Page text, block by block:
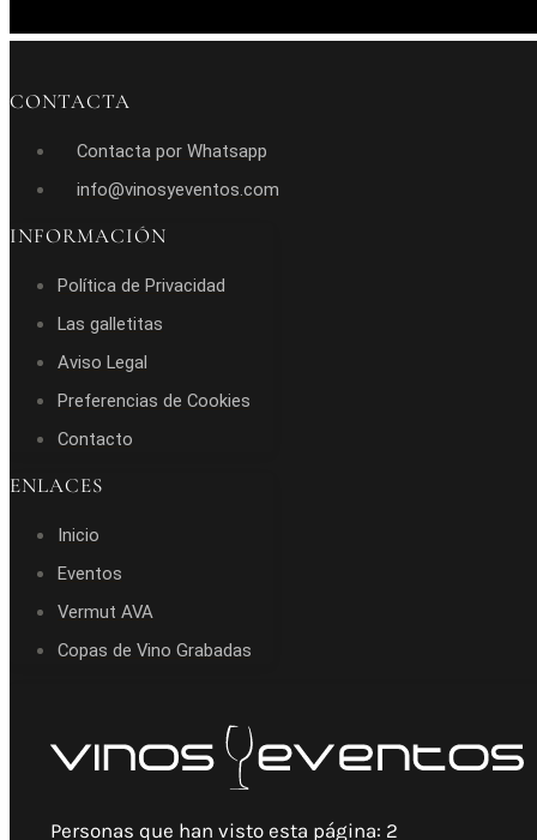
CONTACTA
Contacta por Whatsapp
info@vinosyeventos.com
INFORMACIÓN
Política de Privacidad
Las galletitas
Aviso Legal
Preferencias de Cookies
Contacto
ENLACES
Inicio
Eventos
Vermut AVA
Copas de Vino Grabadas
Personas que han visto esta página: 2